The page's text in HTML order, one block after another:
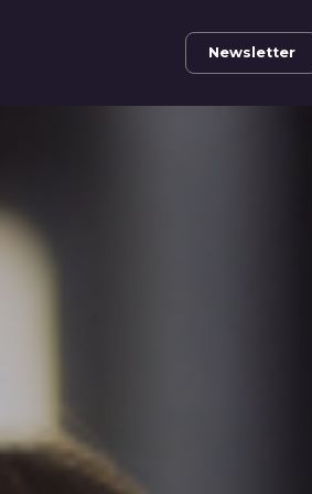
Newsletter